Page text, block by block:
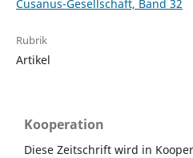
Cusanus-Gesellschaft, Band 32
Rubrik
Artikel
Kooperation
Diese Zeitschrift wird in